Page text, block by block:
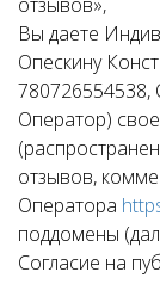
Вы даете
Опескину
Оператор)
отзывов,
Оператора
поддомены
Согласие на